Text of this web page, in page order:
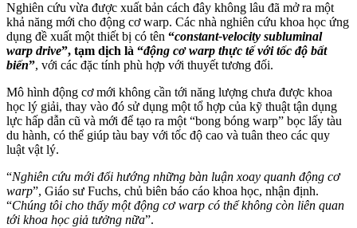
Nghiên cứu vừa được xuất bản cách đây không lâu đã mở ra một
khả năng mới cho động cơ warp. Các nhà nghiên cứu khoa học ứng
dụng đề xuất một thiết bị có tên “constant-velocity subluminal
warp drive”, tạm dịch là “động cơ warp thực tế với tốc độ bất
biến”, với các đặc tính phù hợp với thuyết tương đối.
Mô hình động cơ mới không cần tới năng lượng chưa được khoa
học lý giải, thay vào đó sử dụng một tổ hợp của kỹ thuật tận dụng
lực hấp dẫn cũ và mới để tạo ra một “bong bóng warp” bọc lấy tàu
du hành, có thể giúp tàu bay với tốc độ cao và tuân theo các quy
luật vật lý.
“Nghiên cứu mới đổi hướng những bàn luận xoay quanh động cơ
warp”, Giáo sư Fuchs, chủ biên báo cáo khoa học, nhận định.
“Chúng tôi cho thấy một động cơ warp có thể không còn liên quan
tới khoa học giả tưởng nữa”.